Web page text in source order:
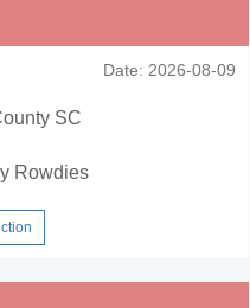
Date: 2026-08-09
SC
Rowdies